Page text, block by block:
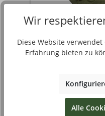
US
65%W
504595-01-000
1
Wir
Diese Website
Erfahrung bieten zu
Alle